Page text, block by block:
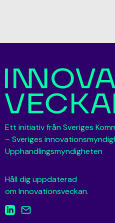
Ett initiativ från Sveriges
– Sveriges
Upphandlingsmyndigheten
Håll dig uppdaterad
om Innovationsveckan.